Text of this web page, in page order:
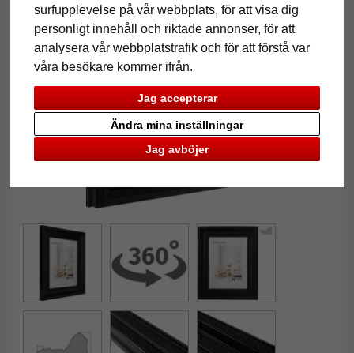
surfupplevelse på vår webbplats, för att visa dig
personligt innehåll och riktade annonser, för att
analysera vår webbplatstrafik och för att förstå var
våra besökare kommer ifrån.
Jag accepterar
Jag avböjer
Ändra mina inställningar
Tillbaka